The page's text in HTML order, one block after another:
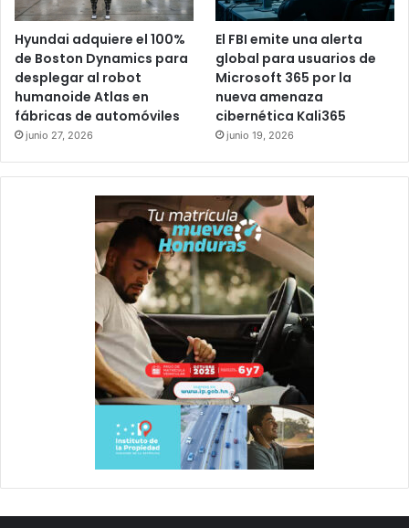
Hyundai adquiere el 100%
de Boston Dynamics para
desplegar al robot
humanoide Atlas en
fábricas de automóviles
junio 27, 2026
El FBI emite una alerta
global para usuarios de
Microsoft 365 por la
nueva amenaza
cibernética Kali365
junio 19, 2026